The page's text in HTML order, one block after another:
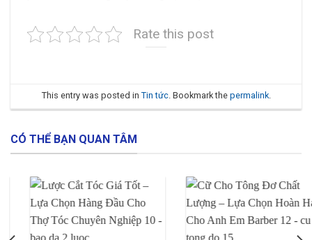
Rate this post
This entry was posted in Tin tức. Bookmark the permalink.
CÓ THỂ BẠN QUAN TÂM